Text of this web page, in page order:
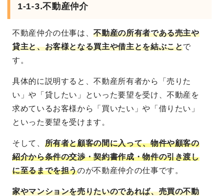
1-1-3.不動産仲介
不動産仲介の仕事は、不動産の所有者である売主や
貸主と、お客様となる買主や借主とを結ぶことで
す。
具体的に説明すると、不動産所有者から「売りた
い」や「貸したい」といった要望を受け、不動産を
求めているお客様から「買いたい」や「借りたい」
といった要望を受けます。
そして、 所有者と顧客の間に入って、物件や顧客の
紹介から条件の交渉・契約書作成・物件の引き渡し
に至るまでを担うのが不動産仲介の仕事です。
家やマンションを売りたいのであれば、売買の不動